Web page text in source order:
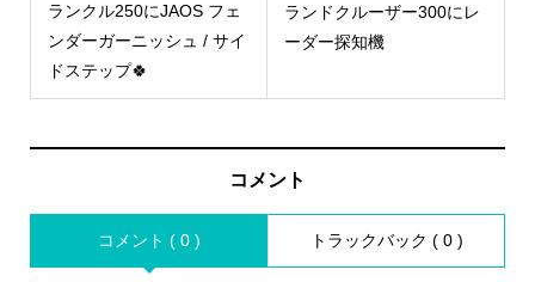
ランクル250にJAOS フェ
ンダーガーニッシュ / サイ
ドステップ🍀
ランドクルーザー300にレ
ーダー探知機
コメント
コメント ( 0 ) トラックバック ( 0 )